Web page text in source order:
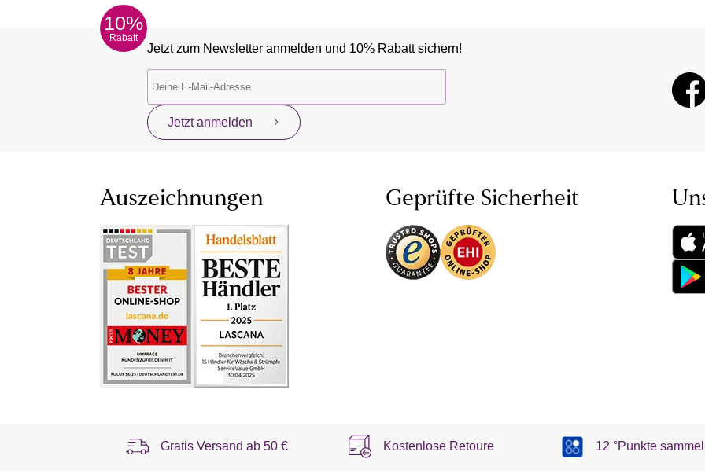
10%
Rabatt
Jetzt zum Newsletter anmelden und 10% Rabatt sichern!
Jetzt anmelden
Auszeichnungen Geprüfte Sicherheit
Gratis Versand ab50 € Kostenlose Retoure 12 °Punkte